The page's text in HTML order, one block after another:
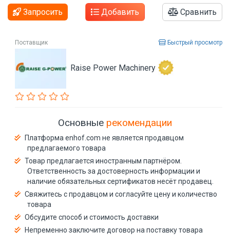
Запросить Добавить Сравнить
Поставщик Быстрый просмотр
Raise Power Machinery
Основные рекомендации
Платформа enhof.com не является продавцом
предлагаемого товара
Товар предлагается иностранным партнёром.
Ответственность за достоверность информации и
наличие обязательных сертификатов несёт продавец.
Свяжитесь с продавцом и согласуйте цену и количество
товара
Обсудите способ и стоимость доставки
Непременно заключите договор на поставку товара